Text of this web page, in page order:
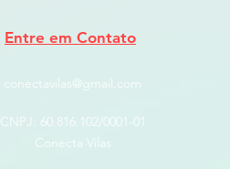
Entre em Contato
conectavilas@gmail.com
CNPJ: ​60.816.102/0001-01
Conecta Vilas